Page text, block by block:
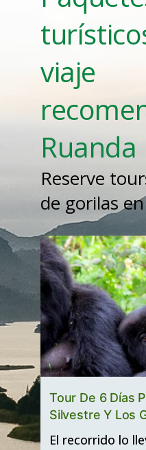
viaje
Ruanda
Reserve
de gorilas
Tour De 6 Días
Silvestre Y Los
El recorrido lo